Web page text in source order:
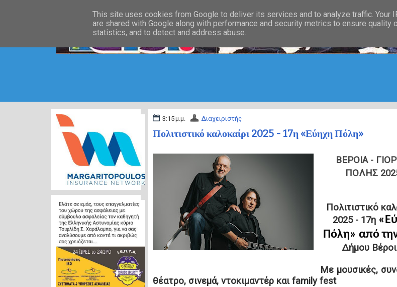
3:15 μ.μ. Διαχειριστής
Πολιτιστικό καλοκαίρι 2025 - 17η «Εύηχη Πόλη»
ΒΕΡΟΙΑ -
ΠΟΛΗΣ
Πολιτιστικό
2025 - 17η «
Πόλη» από
Δήμου
Με μουσικές,
θέατρο, σινεμά, ντοκιμαντέρ και family fest
This site uses cookies from Google to deliver its services and to analyze traffic. Your
are shared with Google along with performance and security metrics to ensure quality
statistics, and to detect and address abuse.